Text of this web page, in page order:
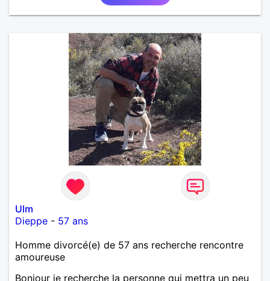
Ulm
Dieppe - 57 ans
Homme divorcé(e) de 57 ans recherche rencontre
amoureuse
Bonjour je recherche la personne qui mettra un peu